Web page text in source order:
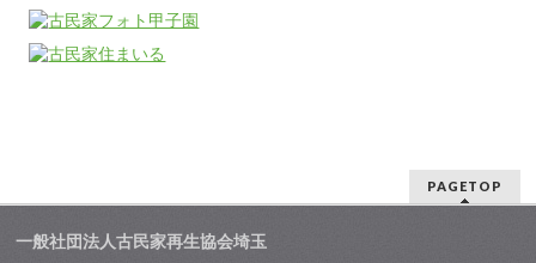
PAGETOP
一般社団法人古民家再生協会埼玉